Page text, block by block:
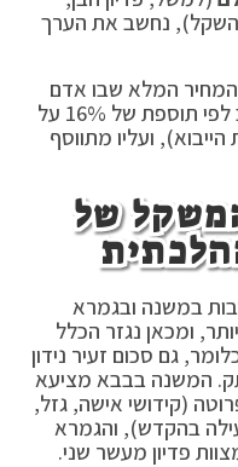
השקל), נחשב את הערך
המחיר המלא שבו אדם
רוכש כסף בפועל. מחיר זה מחושב לפי תוספת של 16% על
ועליו מתווסף
של
במשנה ובגמרא
ומכאן נגזר הכלל
גם סכום זעיר נידון
המשנה בבבא מציעא
(קידושי אישה, גזל,
בהקדש), והגמרא
פדיון מעשר שני.